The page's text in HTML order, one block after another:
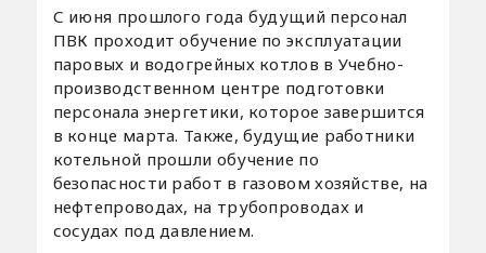
С июня прошлого года будущий персонал
ПВК проходит обучение по эксплуатации
паровых и водогрейных котлов в Учебно-
производственном центре подготовки
персонала энергетики, которое завершится
в конце марта. Также, будущие работники
котельной прошли обучение по
безопасности работ в газовом хозяйстве, на
нефтепроводах, на трубопроводах и
сосудах под давлением.